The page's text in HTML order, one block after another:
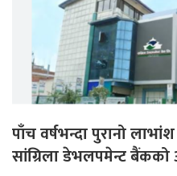
पाँच वर्षभन्दा पुरानो
सांग्रिला डेभलपमेन्ट बैंकको